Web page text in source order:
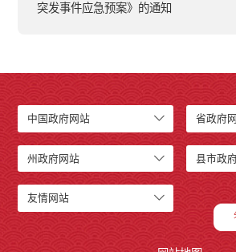
突发事件应急预案》的通知
中国政府网站 省政府
州政府网站 县市政
友情网站